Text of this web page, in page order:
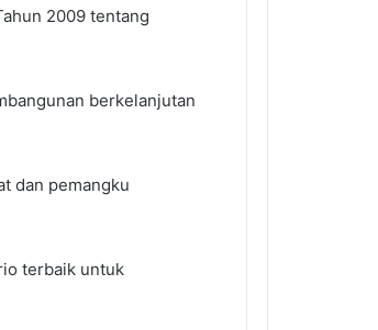
2009 tentang
berkelanjutan
dan pemangku
terbaik untuk